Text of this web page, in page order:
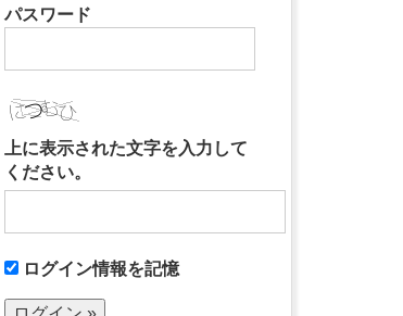
パスワード
上に表示された文字を入力して
ください。
ログイン情報を記憶